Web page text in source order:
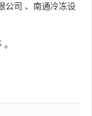
公司 、 南通冷冻设
。